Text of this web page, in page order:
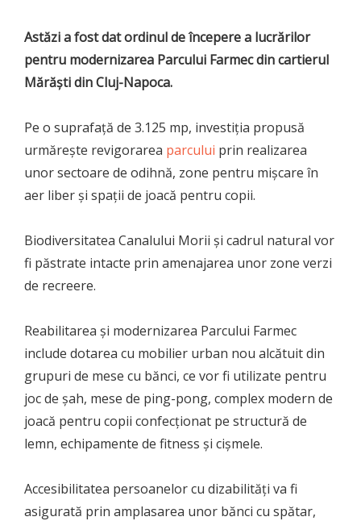
Astăzi a fost dat ordinul de începere a lucrărilor
pentru modernizarea Parcului Farmec din cartierul
Mărăști din Cluj-Napoca.
Pe o suprafață de 3.125 mp, investiția propusă
urmărește revigorarea parcului prin realizarea
unor sectoare de odihnă, zone pentru mișcare în
aer liber și spații de joacă pentru copii.
Biodiversitatea Canalului Morii și cadrul natural vor
fi păstrate intacte prin amenajarea unor zone verzi
de recreere.
Reabilitarea și modernizarea Parcului Farmec
include dotarea cu mobilier urban nou alcătuit din
grupuri de mese cu bănci, ce vor fi utilizate pentru
joc de şah, mese de ping-pong, complex modern de
joacă pentru copii confecţionat pe structură de
lemn, echipamente de fitness și cişmele.
Accesibilitatea persoanelor cu dizabilități va fi
asigurată prin amplasarea unor bănci cu spătar,